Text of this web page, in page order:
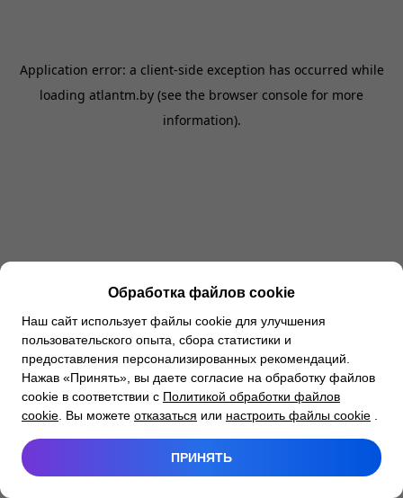
Application error: a client-side exception has occurred while
loading atlantm.by (see the browser console for more
information).
Обработка файлов cookie
Наш сайт использует файлы cookie для улучшения
пользовательского опыта, сбора статистики и
предоставления персонализированных рекомендаций.
Нажав «Принять», вы даете согласие на обработку файлов
cookie в соответствии с Политикой обработки файлов
cookie . Вы можете отказаться или настроить файлы cookie
ПРИНЯТЬ